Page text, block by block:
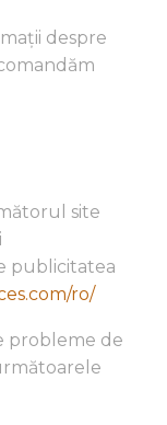
despre
site
publicitatea
ro/
probleme de